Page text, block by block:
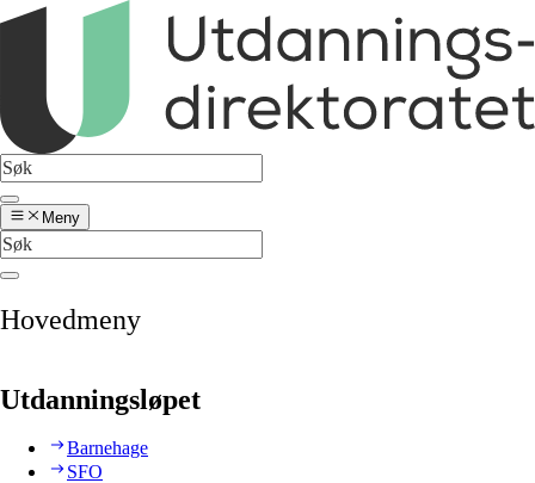
Meny
Hovedmeny
Utdanningsløpet
Barnehage
SFO